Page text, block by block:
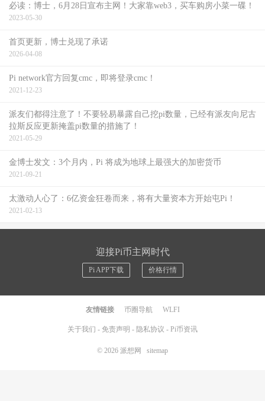
必读：博士，6月28日宣布主网！大家靠web3，买车购房小菜一碟！
2023-05-30
首页更新，博士兑现了承诺
2026-04-08
Pi network官方回复cmc，即将登录cmc！
2021-12-23
派友们都得注意了！不要轻易暴露自己挖pi数量，已经有派友向尼古
拉斯反应更新掩盖pi数量的措施了！
2021-05-29
金博士发文：3个月内，Pi 将成为地球上最强大的加密货币
2021-09-21
太激动人心了：6亿资金狂卷而来，将有大量资本方开始屯Pi！
2021-02-13
迎接Pi币主网时代
Pi APP下载 价格行情
友情链接 币圈导航 WLFI
关于我们 - 免责声明 - 隐私协议 - Pi币资讯
© 2026 派想网 sitemap